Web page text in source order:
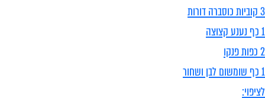
3 קוביות כוסברה דורות
1 כף נענע קצוצה
2 כפות פנקו
1 כף שומשום לבן ושחור
לציפוי: